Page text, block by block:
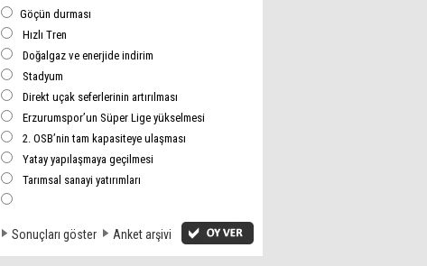
Göçün durması
Hızlı Tren
Doğalgaz ve enerjide indirim
Stadyum
Direkt uçak seferlerinin artırılması
Erzurumspor’un Süper Lige yükselmesi
2. OSB’nin tam kapasiteye ulaşması
Yatay yapılaşmaya geçilmesi
Tarımsal sanayi yatırımları
Sonuçları göster Anket arşivi